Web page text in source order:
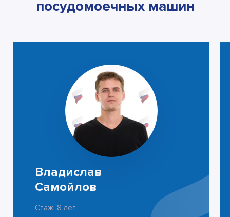
посудомоечных машин
Владислав
Самойлов
Стаж: 8 лет